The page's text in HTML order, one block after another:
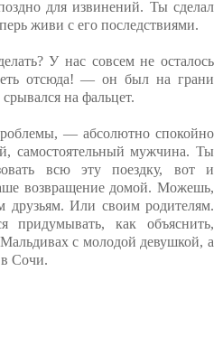
для извинений. Ты сделал
живи с его последствиями.
У нас совсем не осталось
отсюда! — он был на грани
на фальцет.
— абсолютно спокойно
самостоятельный мужчина. Ты
всю эту поездку, вот и
возвращение домой. Можешь,
друзьям. Или своим родителям.
придумывать, как объяснить,
с молодой девушкой, а
Сочи.